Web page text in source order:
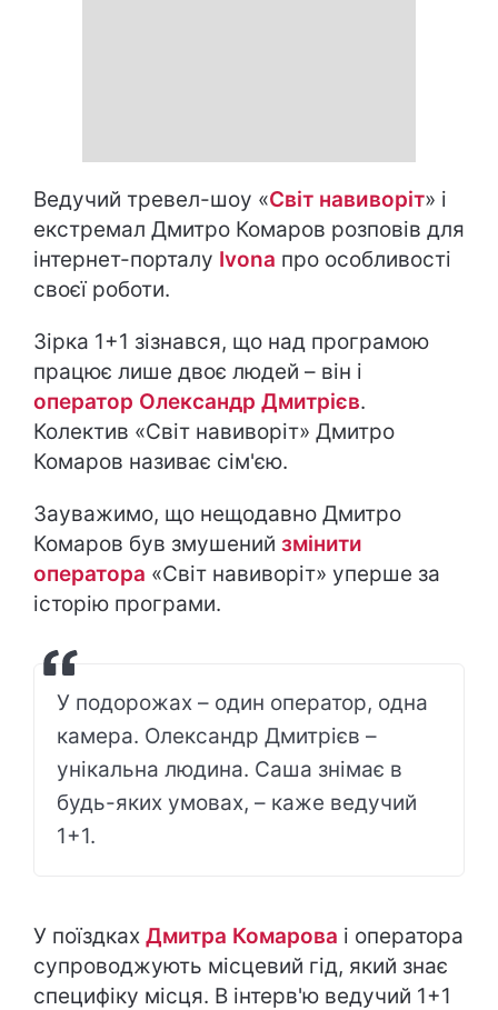
Ведучий тревел-шоу «Світ навиворіт» і
екстремал Дмитро Комаров розповів для
інтернет-порталу Ivona про особливості
своєї роботи.
Зірка 1+1 зізнався, що над програмою
працює лише двоє людей – він і
оператор Олександр Дмитрієв.
Колектив «Світ навиворіт» Дмитро
Комаров називає сім'єю.
Зауважимо, що нещодавно Дмитро
Комаров був змушений змінити
оператора «Світ навиворіт» уперше за
історію програми.
У подорожах – один оператор, одна
камера. Олександр Дмитрієв –
унікальна людина. Саша знімає в
будь-яких умовах, – каже ведучий
1+1.
У поїздках Дмитра Комарова і оператора
супроводжують місцевий гід, який знає
специфіку місця. В інтерв'ю ведучий 1+1